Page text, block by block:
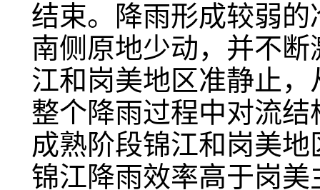
结束。降雨形成较弱
南侧原地少动，并不
江和岗美地区准静止，
整个降雨过程中对流
成熟阶段锦江和岗美
锦江降雨效率高于岗